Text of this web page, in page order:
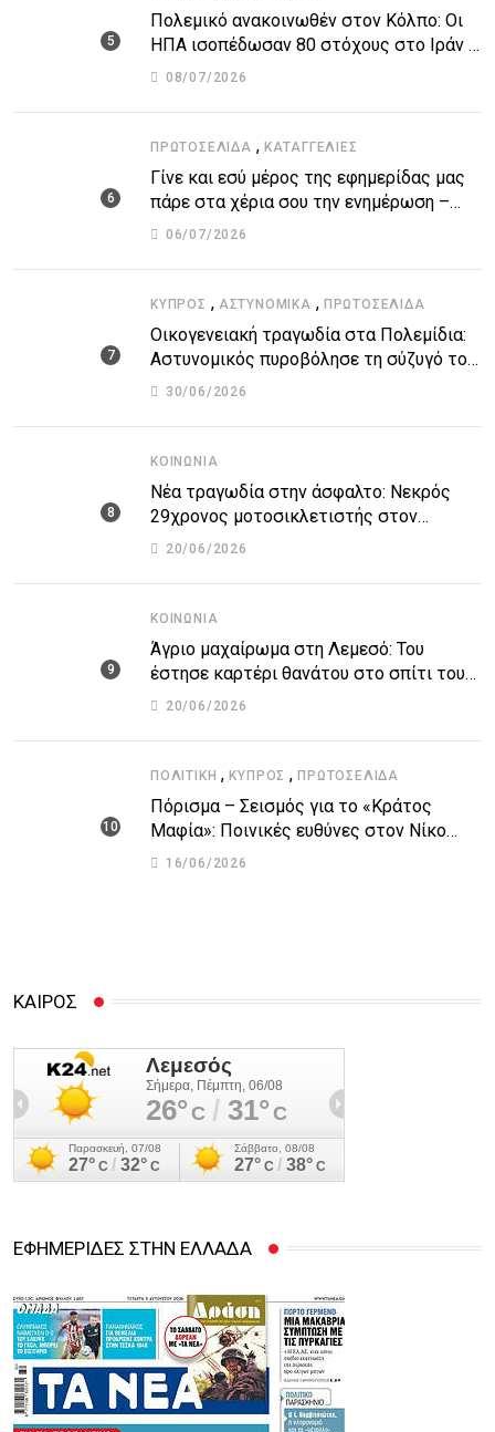
Πολεμικό ανακοινωθέν στον Κόλπο: Οι
ΗΠΑ ισοπέδωσαν 80 στόχους στο Ιράν –
Μπαράζ επιθέσεων σε αμερικανικές
08/07/2026
ΠΡΩΤΟΣΈΛΙΔΑ , ΚΑΤΑΓΓΕΛΙΕΣ
Γίνε και εσύ μέρος της εφημερίδας μας
πάρε στα χέρια σου την ενημέρωση –
στείλε το δικό σου άρθρο την δική σου
06/07/2026
ΚΎΠΡΟΣ , ΑΣΤΥΝΟΜΙΚΆ , ΠΡΩΤΟΣΈΛΙΔΑ
Οικογενειακή τραγωδία στα Πολεμίδια:
Αστυνομικός πυροβόλησε τη σύζυγό του
και αυτοκτόνησε
30/06/2026
ΚΟΙΝΩΝΊΑ
Νέα τραγωδία στην άσφαλτο: Νεκρός
29χρονος μοτοσικλετιστής στον
αυτοκινητόδρομο Πάφου – Λεμεσού
20/06/2026
ΚΟΙΝΩΝΊΑ
Άγριο μαχαίρωμα στη Λεμεσό: Του
έστησε καρτέρι θανάτου στο σπίτι του
για προσωπικές διαφορές – Στο
20/06/2026
ΠΟΛΙΤΙΚΉ ,ΚΎΠΡΟΣ ,ΠΡΩΤΟΣΈΛΙΔΑ
Πόρισμα – Σεισμός για το «Κράτος
Μαφία»: Ποινικές ευθύνες στον Νίκο
Αναστασιάδη και άλλους 14 εισηγείται η
16/06/2026
ΚΑΙΡΟΣ
ΕΦΗΜΕΡΙΔΕΣ ΣΤΗΝ ΕΛΛΑΔΑ